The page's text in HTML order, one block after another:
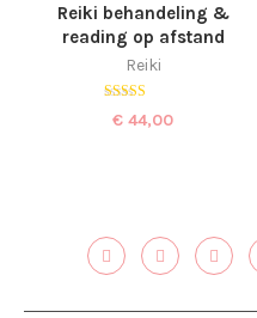
Reiki behandeling &
reading op afstand
Reiki
Gewaardeerd
5.00
€ 44,00